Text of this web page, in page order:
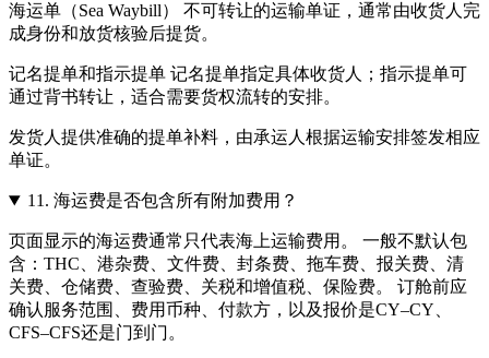
海运单（Sea Waybill） 不可转让的运输单证，通常由收货人完
成身份和放货核验后提货。
记名提单和指示提单 记名提单指定具体收货人；指示提单可
通过背书转让，适合需要货权流转的安排。
发货人提供准确的提单补料，由承运人根据运输安排签发相应
单证。
11. 海运费是否包含所有附加费用？
页面显示的海运费通常只代表海上运输费用。 一般不默认包
含：THC、港杂费、文件费、封条费、拖车费、报关费、清
关费、仓储费、查验费、关税和增值税、保险费。 订舱前应
确认服务范围、费用币种、付款方，以及报价是CY–CY、
CFS–CFS还是门到门。